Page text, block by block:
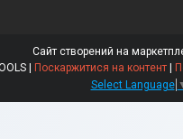
Сайт створений на
COOLTOOLS | Поскаржитися на контент |
Select Language